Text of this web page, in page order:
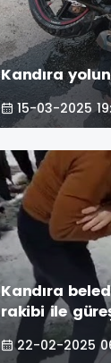
Kandıra
15-03-2025
Kandıra
rakibi ile
22-02-2025